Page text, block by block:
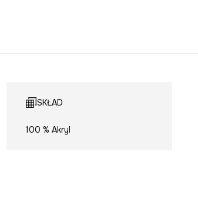
SKŁAD
100 % Akryl